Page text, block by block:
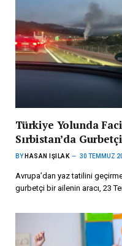
Türkiye Yolunda
Sırbistan’da
BY HASAN IŞILAK 30 TEMMUZ
Avrupa’dan yaz tatilini
gurbetçi bir ailenin aracı, 23